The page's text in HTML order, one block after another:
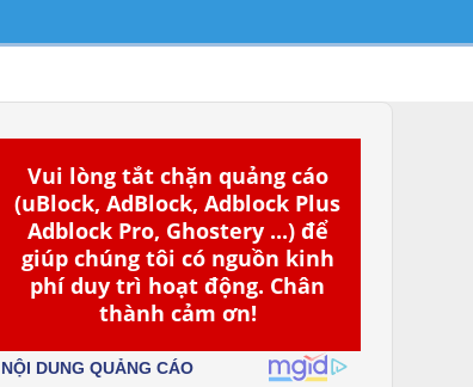
Vui lòng tắt chặn quảng cáo
(uBlock, AdBlock, Adblock Plus
Adblock Pro, Ghostery ...) để
giúp chúng tôi có nguồn kinh
phí duy trì hoạt động. Chân
thành cảm ơn!